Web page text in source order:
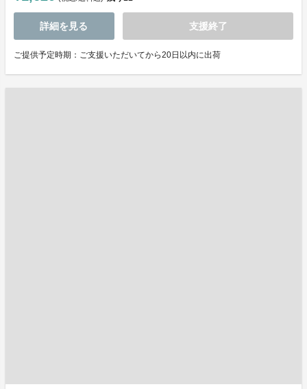
詳細を見る 支援終了
ご提供予定時期：ご支援いただいてから20日以内に出荷